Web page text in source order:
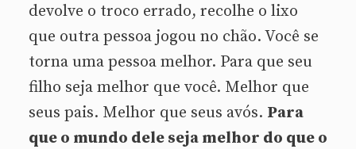
devolve o troco errado, recolhe o lixo
que outra pessoa jogou no chão. Você se
torna uma pessoa melhor. Para que seu
filho seja melhor que você. Melhor que
seus pais. Melhor que seus avós. Para
que o mundo dele seja melhor do que o